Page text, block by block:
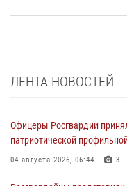
ЛЕНТА НОВОСТЕЙ
Офицеры Росгвардии
патриотической
04 августа 2026, 06:44 3